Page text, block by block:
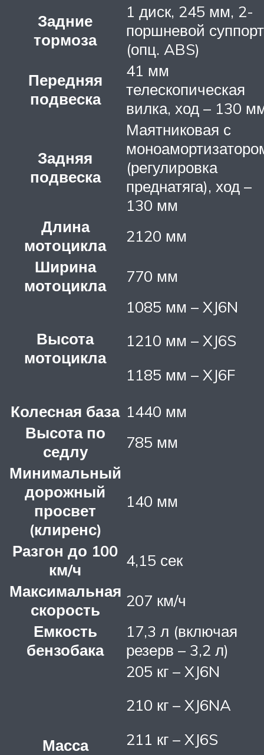
Задние
тормоза
1 диск, 245 мм, 2-
поршневой суппорт
(опц. ABS)
Передняя
подвеска
41 мм
телескопическая
вилка, ход – 130
Задняя
подвеска
Маятниковая с
(регулировка
преднатяга), ход –
130 мм
Длина
мотоцикла
2120 мм
Ширина
мотоцикла
770 мм
Высота
мотоцикла
1085 мм – XJ6N
1210 мм – XJ6S
1185 мм – XJ6F
Колесная база 1440 мм
Высота по
седлу
785 мм
Минимальный
дорожный
просвет
(клиренс)
140 мм
Разгон до 100
км/ч
4,15 сек
Максимальная
скорость
207 км/ч
Емкость
бензобака
17,3 л (включая
резерв – 3,2 л)
Масса
205 кг – XJ6N
210 кг – XJ6NA
211 кг – XJ6S